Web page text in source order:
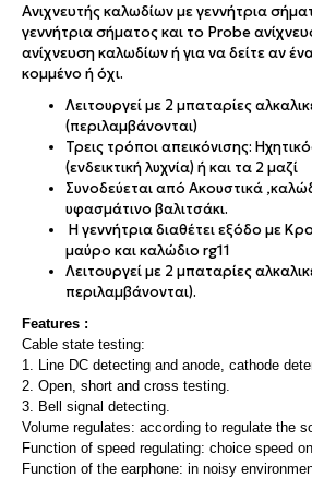
Ανιχνευτής καλωδίων με γεννήτρια
γεννήτρια σήματος και το Probe
ανίχνευση καλωδίων ή για να δείτε αν
κομμένο ή όχι.
Λειτουργεί με 2 μπαταρίες
(περιλαμβάνονται)
Τρεις τρόποι απεικόνισης:
(ενδεικτική λυχνία) ή και τα 2 μαζί
Συνοδεύεται από Ακουστικά
υφασμάτινο βαλιτσάκι.
Η γεννήτρια διαθέτει εξόδο με
μαύρο και καλώδιο rg11
Λειτουργεί με 2 μπαταρίες
περιλαμβάνονται).
Features :
Cable state testing:
1. Line DC detecting and anode, cathode
2. Open, short and cross testing.
3. Bell signal detecting.
Volume regulates: according to regulate the
Function of speed regulating: choice speed
Function of the earphone: in noisy